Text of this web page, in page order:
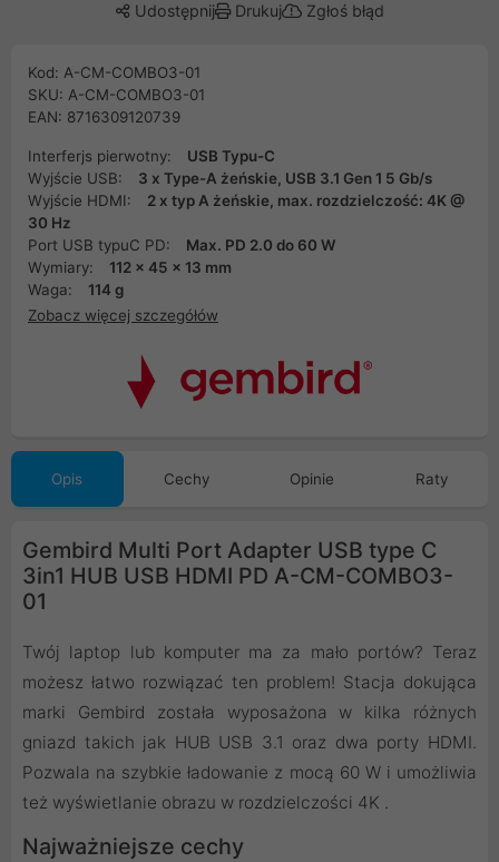
Udostępnij Drukuj Zgłoś błąd
Kod: A-CM-COMBO3-01
SKU: A-CM-COMBO3-01
EAN: 8716309120739
Interferjs pierwotny:
USB Typu-C
Wyjście USB:
3 x Type-A żeńskie, USB 3.1 Gen 1 5 Gb/s
Wyjście HDMI:
2 x typ A żeńskie, max. rozdzielczość: 4K @
30 Hz
Port USB typuC PD:
Max. PD 2.0 do 60 W
Wymiary:
112 x 45 x 13 mm
Waga:
114 g
Zobacz więcej szczegółów
Opis Cechy Opinie Raty
Gembird Multi Port Adapter USB type C
3in1 HUB USB HDMI PD A-CM-COMBO3-
01
Twój laptop lub komputer ma za mało portów? Teraz
możesz łatwo rozwiązać ten problem! Stacja dokująca
marki Gembird została wyposażona w kilka różnych
gniazd takich jak HUB USB 3.1 oraz dwa porty HDMI.
Pozwala na szybkie ładowanie z mocą 60 W i umożliwia
też wyświetlanie obrazu w rozdzielczości 4K .
Najważniejsze cechy